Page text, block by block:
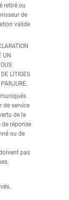
retiré ou
de
valide
UN
LITIGES
de service
de la
de réponse
ou de
pas